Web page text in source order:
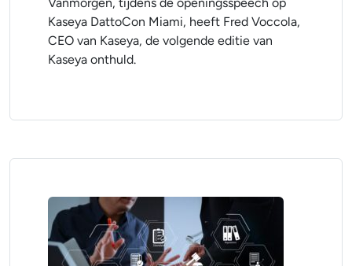
Kaseya DattoCon Miami, heeft Fred Voccola,
CEO van Kaseya, de volgende editie van
Kaseya onthuld.